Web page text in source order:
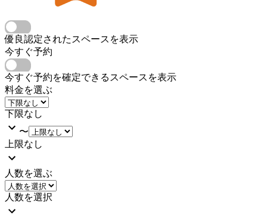
優良認定されたスペースを表示
今すぐ予約
今すぐ予約を確定できるスペースを表示
料金を選ぶ
下限なし
〜
上限なし
人数を選ぶ
人数を選択